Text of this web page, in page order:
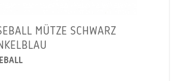
MÜTZE SCHWARZ